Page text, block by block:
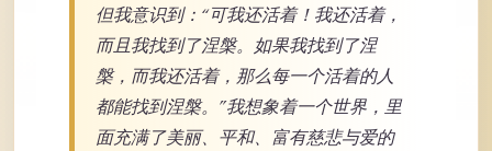
但我意识到：“可我还活着！我还活着，
而且我找到了涅槃。如果我找到了涅
槃，而我还活着，那么每一个活着的人
都能找到涅槃。”我想象着一个世界，里
面充满了美丽、平和、富有慈悲与爱的